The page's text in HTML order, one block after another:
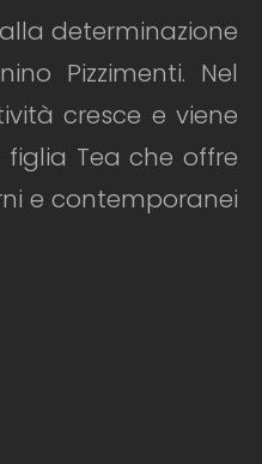
determinazione
Pizzimenti. Nel
cresce e viene
Tea che offre
e contemporanei